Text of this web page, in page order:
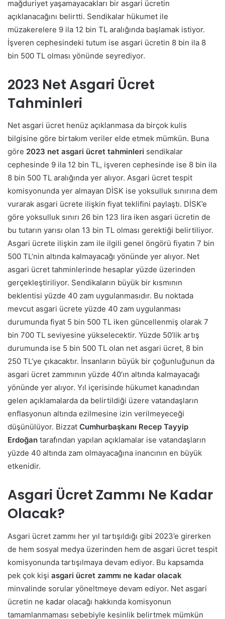
mağduriyet yaşamayacakları bir asgari ücretin
açıklanacağını belirtti. Sendikalar hükumet ile
müzakerelere 9 ila 12 bin TL aralığında başlamak istiyor.
İşveren cephesindeki tutum ise asgari ücretin 8 bin ila 8
bin 500 TL olması yönünde seyrediyor.
2023 Net Asgari Ücret
Tahminleri
Net asgari ücret henüz açıklanmasa da birçok kulis
bilgisine göre birtakım veriler elde etmek mümkün. Buna
göre 2023 net asgari ücret tahminleri sendikalar
cephesinde 9 ila 12 bin TL, işveren cephesinde ise 8 bin ila
8 bin 500 TL aralığında yer alıyor. Asgari ücret tespit
komisyonunda yer almayan DİSK ise yoksulluk sınırına dem
vurarak asgari ücrete ilişkin fiyat teklifini paylaştı. DİSK’e
göre yoksulluk sınırı 26 bin 123 lira iken asgari ücretin de
bu tutarın yarısı olan 13 bin TL olması gerektiği belirtiliyor.
Asgari ücrete ilişkin zam ile ilgili genel öngörü fiyatın 7 bin
500 TL’nin altında kalmayacağı yönünde yer alıyor. Net
asgari ücret tahminlerinde hesaplar yüzde üzerinden
gerçekleştiriliyor. Sendikaların büyük bir kısmının
beklentisi yüzde 40 zam uygulanmasıdır. Bu noktada
mevcut asgari ücrete yüzde 40 zam uygulanması
durumunda fiyat 5 bin 500 TL iken güncellenmiş olarak 7
bin 700 TL seviyesine yükselecektir. Yüzde 50’lik artış
durumunda ise 5 bin 500 TL olan net asgari ücret, 8 bin
250 TL’ye çıkacaktır. İnsanların büyük bir çoğunluğunun da
asgari ücret zammının yüzde 40’ın altında kalmayacağı
yönünde yer alıyor. Yıl içerisinde hükumet kanadından
gelen açıklamalarda da belirtildiği üzere vatandaşların
enflasyonun altında ezilmesine izin verilmeyeceği
düşünülüyor. Bizzat Cumhurbaşkanı Recep Tayyip
Erdoğan tarafından yapılan açıklamalar ise vatandaşların
yüzde 40 altında zam olmayacağına inancının en büyük
etkenidir.
Asgari Ücret Zammı Ne Kadar
Olacak?
Asgari ücret zammı her yıl tartışıldığı gibi 2023’e girerken
de hem sosyal medya üzerinden hem de asgari ücret tespit
komisyonunda tartışılmaya devam ediyor. Bu kapsamda
pek çok kişi asgari ücret zammı ne kadar olacak
minvalinde sorular yöneltmeye devam ediyor. Net asgari
ücretin ne kadar olacağı hakkında komisyonun
tamamlanmaması sebebiyle kesinlik belirtmek mümkün